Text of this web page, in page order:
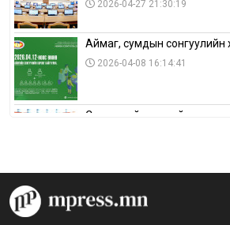
2026-04-27 21:30:19
Аймаг, сумдын сонгуулийн
2026-04-08 16:14:41
Сонгуулийн хуулийн
аймагт үргэлжилж байна